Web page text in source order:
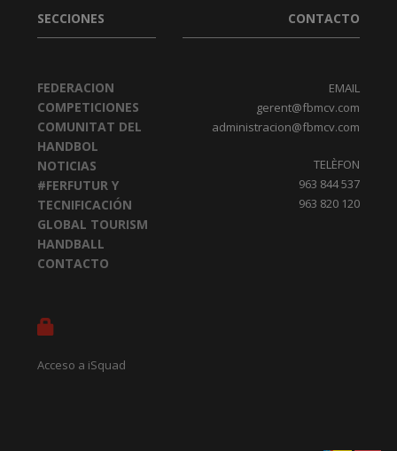
SECCIONES
FEDERACION
COMPETICIONES
COMUNITAT DEL
HANDBOL
NOTICIAS
#FERFUTUR Y
TECNIFICACIÓN
GLOBAL TOURISM
HANDBALL
CONTACTO
Acceso a iSquad
CONTACTO
EMAIL
gerent@fbmcv.com
administracion@fbmcv.com
TELÈFON
963 844 537
963 820 120